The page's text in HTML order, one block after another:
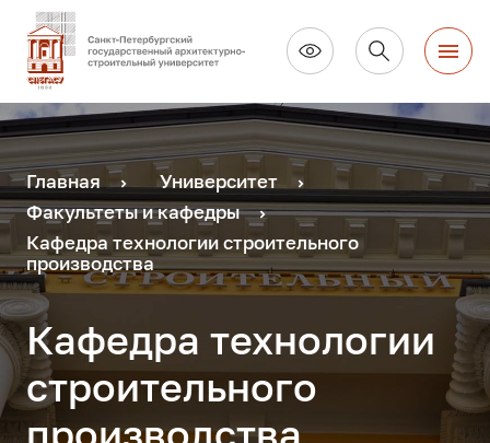
Главная
Университет
Факультеты и кафедры
Кафедра технологии строительного
производства
Кафедра технологии
строительного
производства